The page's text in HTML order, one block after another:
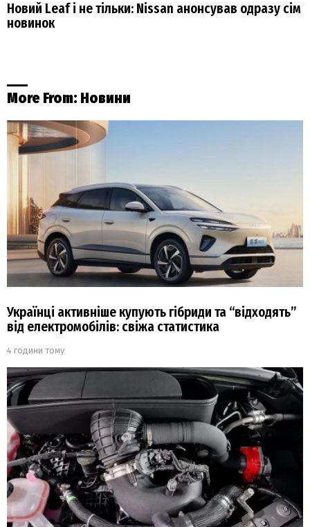
Новий Leaf і не тільки: Nissan анонсував одразу сім
новинок
More From: Новини
Українці активніше купують гібриди та “відходять”
від електромобілів: свіжа статистика
4 години тому